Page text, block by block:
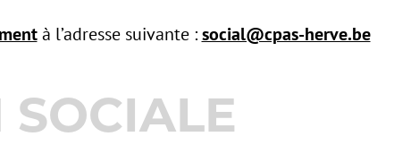
à l’adresse suivante : social@cpas-herve.be
SOCIALE